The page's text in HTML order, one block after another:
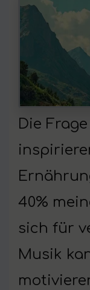
Die
40%
sich für
Musik